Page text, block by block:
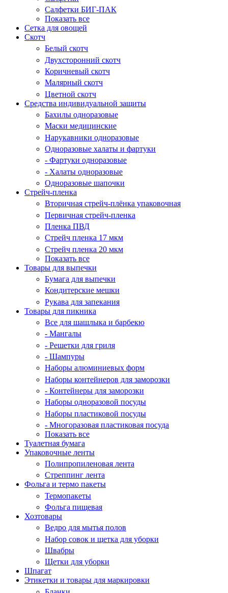
Салфетки БИГ-ПАК
Показать все
Сетка для овощей
Скотч
Белый скотч
Двухсторонний скотч
Коричневый скотч
Малярный скотч
Цветной скотч
Средства индивидуальной защиты
Бахилы одноразовые
Маски медицинские
Нарукавники одноразовые
Одноразовые халаты и фартуки
- Фартуки одноразовые
- Халаты одноразовые
Одноразовые шапочки
Стрейч-пленка
Вторичная стрейч-плёнка упаковочная
Первичная стрейч-пленка
Пленка ПВД
Стрейч пленка 17 мкм
Стрейч пленка 20 мкм
Показать все
Товары для выпечки
Бумага для выпечки
Кондитерские мешки
Рукава для запекания
Товары для пикника
Все для шашлыка и барбекю
- Мангалы
- Решетки для гриля
- Шампуры
Наборы алюминиевых форм
Наборы контейнеров для заморозки
- Контейнеры для заморозки
Наборы одноразовой посуды
Наборы пластиковой посуды
- Многоразовая пластиковая посуда
Показать все
Туалетная бумага
Упаковочные ленты
Полипропиленовая лента
Стреппинг лента
Фольга и термо пакеты
Термопакеты
Фольга пищевая
Хозтовары
Ведро для мытья полов
Набор совок и щетка для уборки
Швабры
Щетки для уборки
Шпагат
Этикетки и товары для маркировки